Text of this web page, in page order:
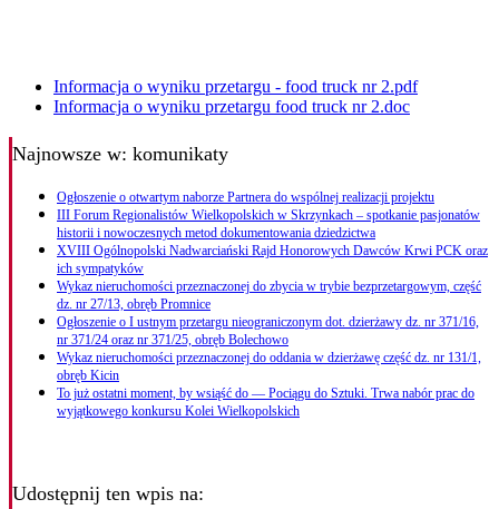
Informacja o wyniku przetargu - food truck nr 2.pdf
Informacja o wyniku przetargu food truck nr 2.doc
Najnowsze w: komunikaty
Ogłoszenie o otwartym naborze Partnera do wspólnej realizacji projektu
III Forum Regionalistów Wielkopolskich w Skrzynkach – spotkanie pasjonatów
historii i nowoczesnych metod dokumentowania dziedzictwa
XVIII Ogólnopolski Nadwarciański Rajd Honorowych Dawców Krwi PCK oraz
ich sympatyków
Wykaz nieruchomości przeznaczonej do zbycia w trybie bezprzetargowym, część
dz. nr 27/13, obręb Promnice
Ogłoszenie o I ustnym przetargu nieograniczonym dot. dzierżawy dz. nr 371/16,
nr 371/24 oraz nr 371/25, obręb Bolechowo
Wykaz nieruchomości przeznaczonej do oddania w dzierżawę część dz. nr 131/1,
obręb Kicin
To już ostatni moment, by wsiąść do — Pociągu do Sztuki. Trwa nabór prac do
wyjątkowego konkursu Kolei Wielkopolskich
Udostępnij ten wpis na: